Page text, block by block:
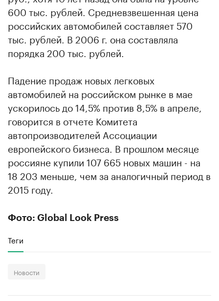
600 тыс. рублей. Средневзвешенная цена
российских автомобилей составляет 570
тыс. рублей. В 2006 г. она составляла
порядка 200 тыс. рублей.
Падение продаж новых легковых
автомобилей на российском рынке в мае
ускорилось до 14,5% против 8,5% в апреле,
говорится в отчете Комитета
автопроизводителей Ассоциации
европейского бизнеса. В прошлом месяце
россияне купили 107 665 новых машин - на
18 203 меньше, чем за аналогичный период в
2015 году.
Фото: Global Look Press
Теги
Новости